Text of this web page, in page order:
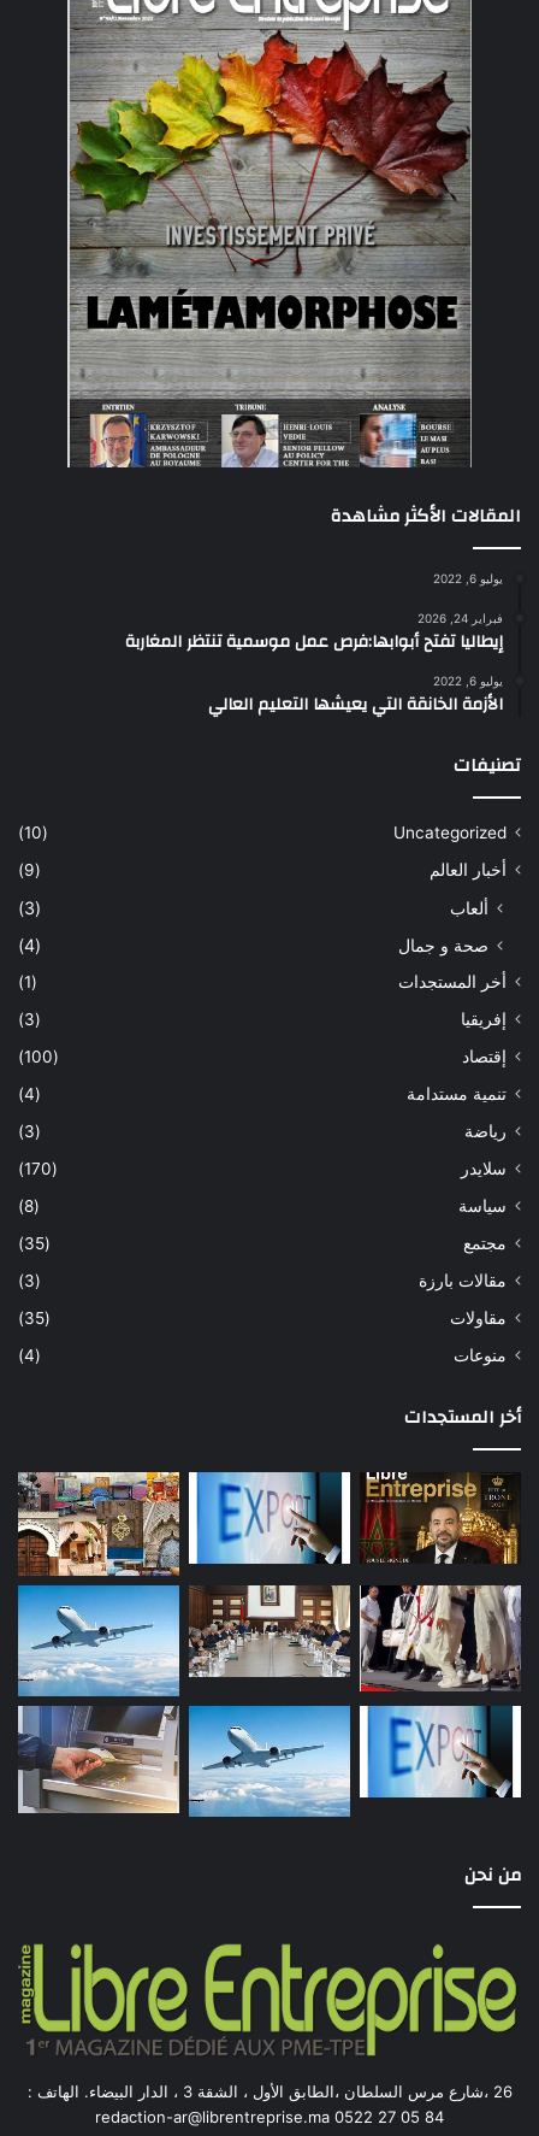
المقالات الأكثر مشاهدة
يوليو 6, 2022
فبراير 24, 2026
إيطاليا تفتح أبوابها:فرص عمل موسمية تنتظر المغاربة
يوليو 6, 2022
الأزمة الخانقة التي يعيشها التعليم العالي
تصنيفات
Uncategorized
(10)
أخبار العالم
(9)
ألعاب
(3)
صحة و جمال
(4)
أخر المستجدات
(1)
إفريقيا
(3)
إقتصاد
(100)
تنمية مستدامة
(4)
رياضة
(3)
سلايدر
(170)
سياسة
(8)
مجتمع
(35)
مقالات بارزة
(3)
مقاولات
(35)
منوعات
(4)
أخر المستجدات
من نحن
26 ،شارع مرس السلطان ،الطابق الأول ، الشقة 3 ، الدار البيضاء. الهاتف :
84 05 27 0522 redaction-ar@librentreprise.ma